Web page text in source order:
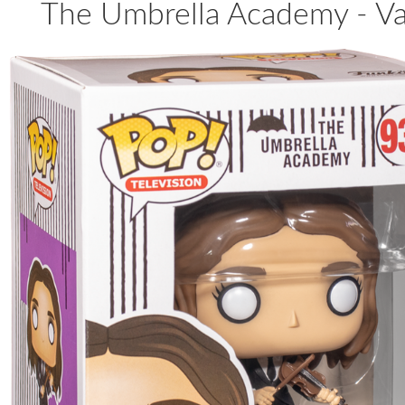
The Umbrella Academy -